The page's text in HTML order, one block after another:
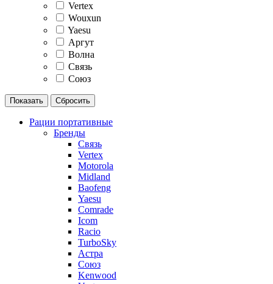
Vertex
Wouxun
Yaesu
Аргут
Волна
Связь
Союз
Рации портативные
Бренды
Связь
Vertex
Motorola
Midland
Baofeng
Yaesu
Comrade
Icom
Racio
TurboSky
Астра
Союз
Kenwood